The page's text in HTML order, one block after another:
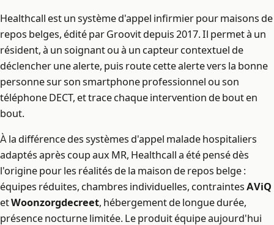
Healthcall est un système d'appel infirmier pour maisons de
repos belges, édité par Groovit depuis 2017. Il permet à un
résident, à un soignant ou à un capteur contextuel de
déclencher une alerte, puis route cette alerte vers la bonne
personne sur son smartphone professionnel ou son
téléphone DECT, et trace chaque intervention de bout en
bout.
À la différence des systèmes d'appel malade hospitaliers
adaptés après coup aux MR, Healthcall a été pensé dès
l'origine pour les réalités de la maison de repos belge :
équipes réduites, chambres individuelles, contraintesAViQ
etWoonzorgdecreet, hébergement de longue durée,
présence nocturne limitée. Le produit équipe aujourd'hui